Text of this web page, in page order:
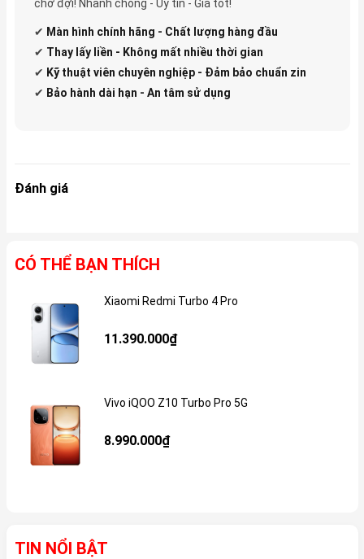
chờ đợi! Nhanh chóng - Uy tín - Giá tốt!
✔ Màn hình chính hãng - Chất lượng hàng đầu
✔ Thay lấy liền - Không mất nhiều thời gian
✔ Kỹ thuật viên chuyên nghiệp - Đảm bảo chuẩn zin
✔ Bảo hành dài hạn - An tâm sử dụng
Đánh giá
CÓ THỂ BẠN THÍCH
Xiaomi Redmi Turbo 4 Pro
11.390.000₫
Vivo iQOO Z10 Turbo Pro 5G
8.990.000₫
TIN NỔI BẬT